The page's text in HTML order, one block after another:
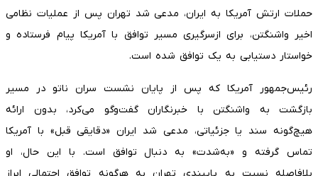
حملات ارتش آمریکا به ایران، مدعی شد تهران پس از عملیات نظامی
اخیر واشنگتن، برای ازسرگیری مسیر توافق با آمریکا پیام فرستاده و
خواستار دستیابی به یک توافق شده است.
رئیس‌جمهور آمریکا که پس از پایان نشست سران ناتو در مسیر
بازگشت به واشنگتن با خبرنگاران گفت‌وگو می‌کرد، بدون ارائه
هیچ‌گونه سند یا جزئیاتی، مدعی شد ایران «دقایقی قبل» با آمریکا
تماس گرفته و «به‌شدت» به دنبال توافق است. با این حال، او
بلافاصله نسبت به پایبندی تهران به هرگونه توافق احتمالی ابراز